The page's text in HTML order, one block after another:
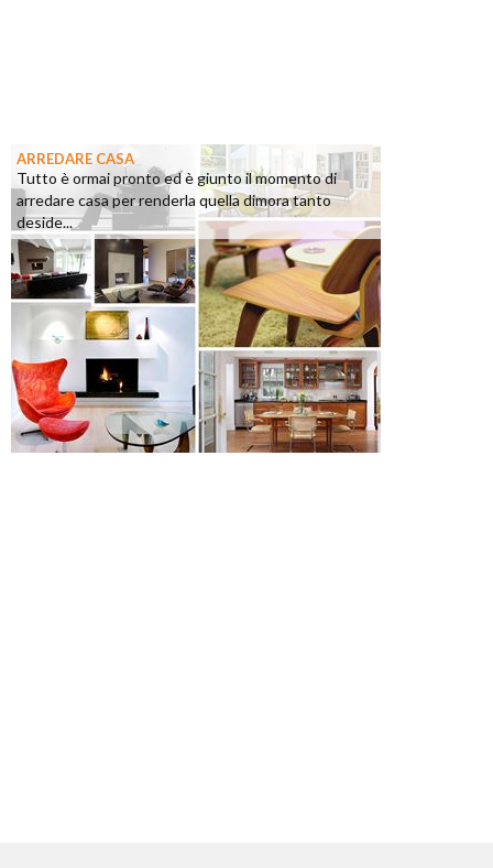
ARREDARE CASA
Tutto è ormai pronto ed è giunto il momento di
arredare casa per renderla quella dimora tanto
deside...